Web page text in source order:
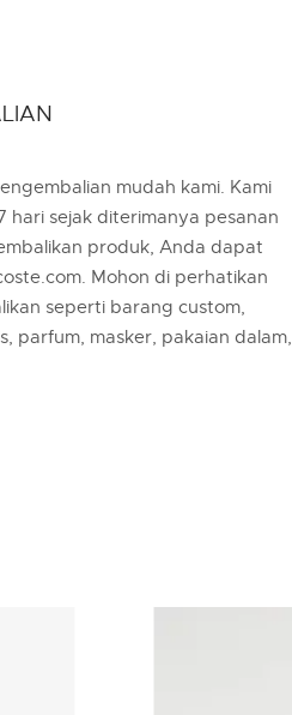
mudah kami. Kami
hari sejak diterimanya pesanan
produk, Anda dapat
Mohon di perhatikan
seperti barang custom,
parfum, masker, pakaian dalam,